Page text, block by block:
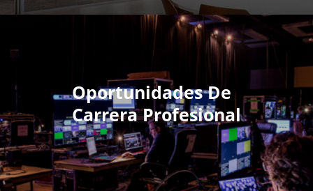
Oportunidades De
Carrera Profesional